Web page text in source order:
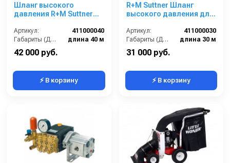
Шланг высокого
давления R+M Suttner
канализационных труб
(длина — 40 м, диаметр
— 4 мм)
Артикул:
411000040
Габариты (ДхШхВ):
длина 40 м
42 000 руб.
⚡ В корзину
R+M Suttner Шланг
высокого давления для
канализационных труб
30 м
Артикул:
411000030
Габариты (ДхШхВ):
длина 30 м
31 000 руб.
⚡ В корзину